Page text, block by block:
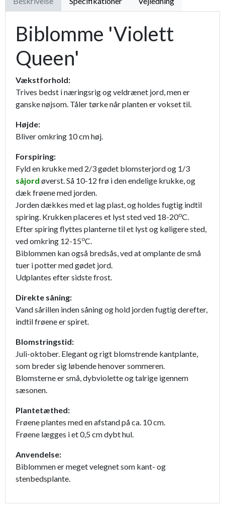
Biblomme 'Violett
Queen'
Vækstforhold:
Trives bedst i næringsrig og veldrænet jord, men er
ganske nøjsom. Tåler tørke når planten er vokset til.
Højde:
Bliver omkring 10 cm høj.
Forspiring:
Fyld en krukke med 2/3 gødet blomsterjord og 1/3
såjord øverst. Så 10-12 frø i den endelige krukke, og
dæk frøene med jorden.
Jorden dækkes med et lag plast, og holdes fugtig indtil
spiring. Krukken placeres et lyst sted ved 18-20oC.
Efter spiring flyttes planterne til et lyst og køligere sted,
ved omkring 12-15oC.
Biblommen kan også bredsås, ved at omplante de små
tuer i potter med gødet jord.
Udplantes efter sidste frost.
Direkte såning:
Vand sårillen inden såning og hold jorden fugtig derefter,
indtil frøene er spiret.
Blomstringstid:
Juli-oktober. Elegant og rigt blomstrende kantplante,
som breder sig løbende henover sommeren.
Blomsterne er små, dybviolette og talrige igennem
sæsonen.
Plantetæthed:
Frøene plantes med en afstand på ca. 10 cm.
Frøene lægges i et 0,5 cm dybt hul.
Anvendelse:
Biblommen er meget velegnet som kant- og
stenbedsplante.